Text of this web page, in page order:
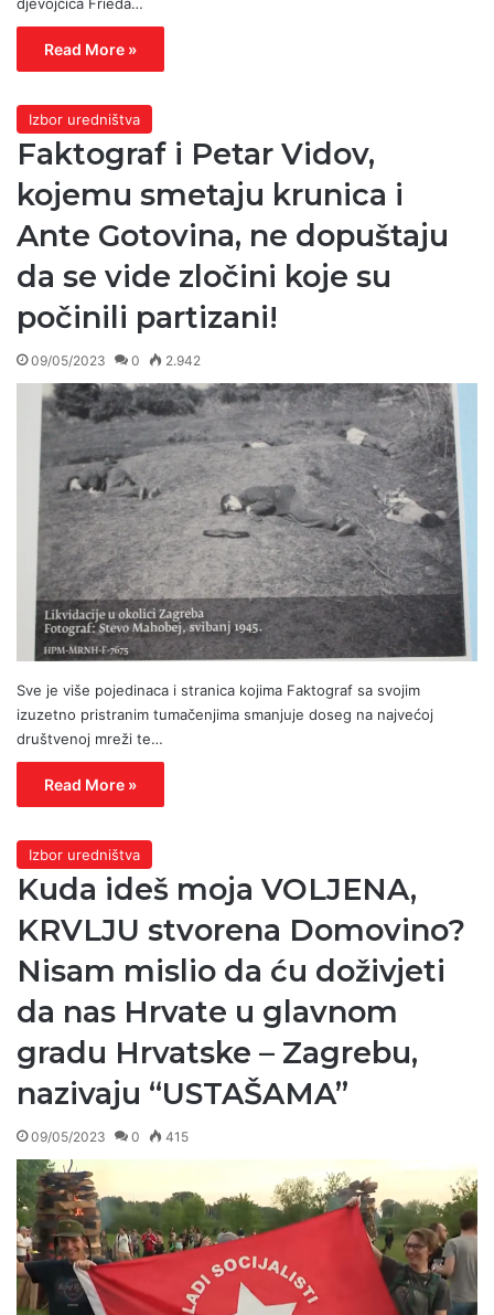
djevojčica Frieda…
Read More »
Izbor uredništva
Faktograf i Petar Vidov,
kojemu smetaju krunica i
Ante Gotovina, ne dopuštaju
da se vide zločini koje su
počinili partizani!
09/05/2023 0 2.942
Sve je više pojedinaca i stranica kojima Faktograf sa svojim
izuzetno pristranim tumačenjima smanjuje doseg na najvećoj
društvenoj mreži te…
Read More »
Izbor uredništva
Kuda ideš moja VOLJENA,
KRVLJU stvorena Domovino?
Nisam mislio da ću doživjeti
da nas Hrvate u glavnom
gradu Hrvatske – Zagrebu,
nazivaju “USTAŠAMA”
09/05/2023 0 415